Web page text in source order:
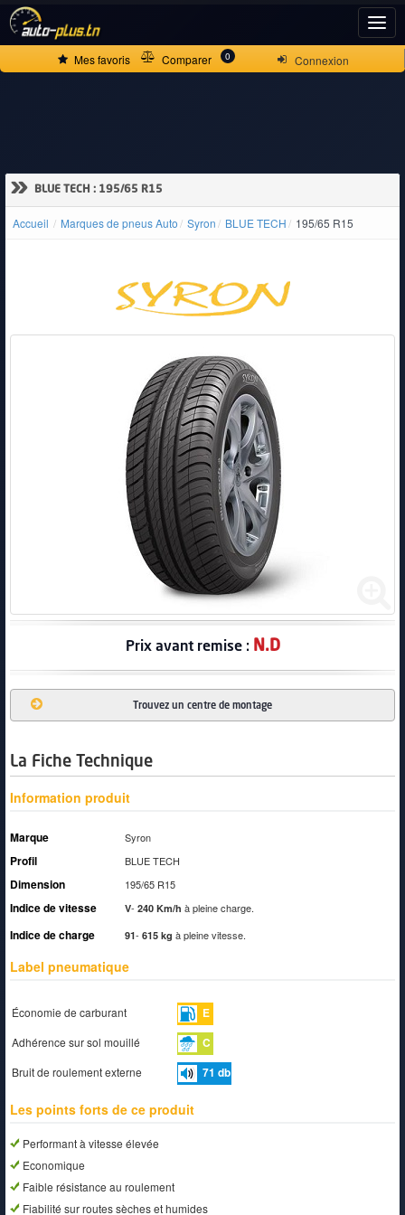
Connexion
Mes favoris Comparer 0
» BLUE TECH : 195/65 R15
Accueil Marques de pneus Auto Syron BLUE TECH 195/65 R15
Prix avant remise : N.D
Trouvez un centre de montage
La Fiche Technique
Information produit
Marque Syron
Profil BLUE TECH
Dimension 195/65 R15
Indice de vitesse V- 240 Km/h à pleine charge.
Indice de charge 91- 615 kg à pleine vitesse.
Label pneumatique
Économie de carburant E
Adhérence sur sol mouillé C
Bruit de roulement externe 71 db
Les points forts de ce produit
Performant à vitesse élevée
Economique
Faible résistance au roulement
Fiabilité sur routes sèches et humides
ACCUEIL
NEUVES